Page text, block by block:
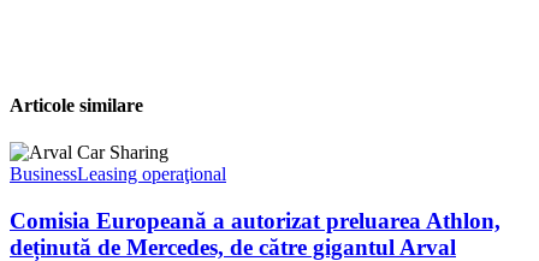
Articole similare
BusinessLeasing operaţional
Comisia Europeană a autorizat preluarea Athlon,
deținută de Mercedes, de către gigantul Arval